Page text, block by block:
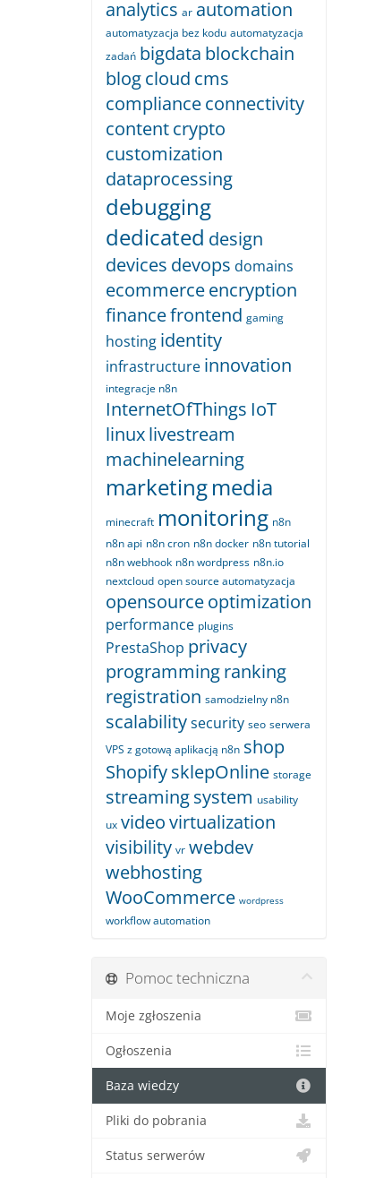
analytics ar automation
automatyzacja bez kodu automatyzacja
zadań bigdata blockchain
blogcloud cms
complianceconnectivity
contentcrypto
customization
dataprocessing
debugging
dedicated design
devices devops domains
ecommerceencryption
financefrontend gaming
hosting identity
infrastructure innovation
integracje n8n
InternetOfThings IoT
linuxlivestream
machinelearning
marketingmedia
minecraft monitoring n8n
n8n api n8n cron n8n docker n8n tutorial
n8n webhook n8n wordpress n8n.io
nextcloud open source automatyzacja
opensourceoptimization
performance plugins
PrestaShop privacy
programmingranking
registration samodzielny n8n
scalabilitysecurity seo serwera
VPS z gotową aplikacją n8n shop
ShopifysklepOnline storage
streamingsystem usability
ux videovirtualization
visibility vr webdev
webhosting
WooCommerce wordpress
workflow automation
Pomoc techniczna
Moje zgłoszenia
Ogłoszenia
Baza wiedzy
Pliki do pobrania
Status serwerów